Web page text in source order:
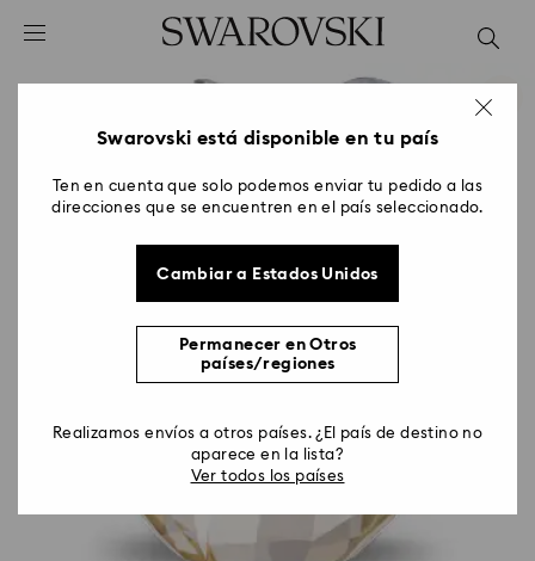
Accesskeys list
2 - FooterSwarovski está disponible en tu país
Ten en cuenta que solo podemos enviar tu pedido a las
direcciones que se encuentren en el país seleccionado.
Cambiar a Estados Unidos
Permanecer en Otros
países/regiones
Realizamos envíos a otros países. ¿El país de destino no
aparece en la lista?
Ver todos los países